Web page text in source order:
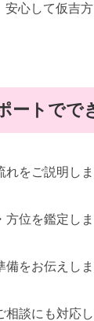
安心して仮吉
ートでで
れをご説明し
方位を鑑定し
備をお伝えし
相談にも対応